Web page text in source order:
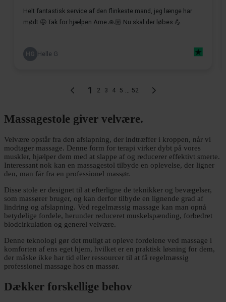
Massagestole giver velvære.
Velvære opstår fra den afslapning, der indtræffer i kroppen, når vi
modtager massage. Denne form for terapi virker dybt på vores
muskler, hjælper dem med at slappe af og reducerer effektivt smerte.
Interessant nok kan en massagestol tilbyde en oplevelse, der ligner
den, man får fra en professionel massør.
Disse stole er designet til at efterligne de teknikker og bevægelser,
som massører bruger, og kan derfor tilbyde en lignende grad af
lindring og afslapning. Ved regelmæssig massage kan man opnå
betydelige fordele, herunder reduceret muskelspænding, forbedret
blodcirkulation og generel velvære.
Denne teknologi gør det muligt at opleve fordelene ved massage i
komforten af ens eget hjem, hvilket er en praktisk løsning for dem,
der måske ikke har tid eller ressourcer til at få regelmæssig
professionel massage hos en massør.
Dækker forskellige behov